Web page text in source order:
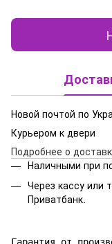
Новой почтой по
Курьером к двери
Подробнее о
Наличными при
Через кассу или
Приватбанк.